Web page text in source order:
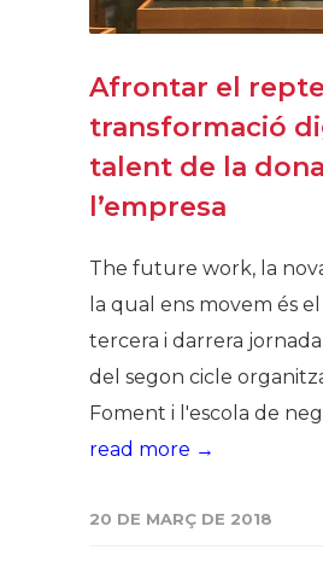
Afrontar el
transformació
talent de la
l’empresa
The future work, la
la qual ens movem és
tercera i darrera
del segon cicle
Foment i l'escola de
read more →
20 DE MARÇ DE 2018